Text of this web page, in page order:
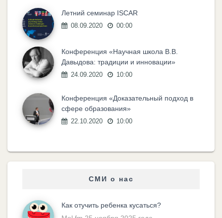
Летний семинар ISCAR
08.09.2020 00:00
Конференция «Научная школа В.В.
Давыдова: традиции и инновации»
24.09.2020 10:00
Конференция «Доказательный подход в
сфере образования»
22.10.2020 10:00
СМИ о нас
Как отучить ребенка кусаться?